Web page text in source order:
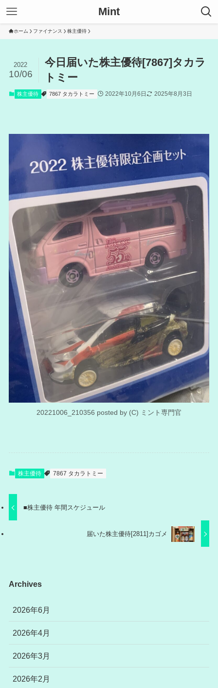
Mint
ホーム ファイナンス 株主優待
今日届いた株主優待[7867]タカラ
トミー
2022
10/06
株主優待 7867 タカラトミー 2022年10月6日 2025年8月3日
20221006_210356 posted by (C) ミント専門官
株主優待 7867 タカラトミー
■株主優待 年間スケジュール
届いた株主優待[2811]カゴメ
Archives
2026年6月
2026年4月
2026年3月
2026年2月